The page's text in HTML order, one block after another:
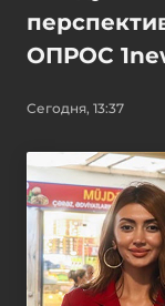
ОПРОС
Сегодня, 13:37